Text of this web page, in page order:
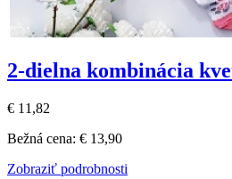
2-dielna kombinácia
€ 11,82
Bežná cena: € 13,90
Zobraziť podrobnosti